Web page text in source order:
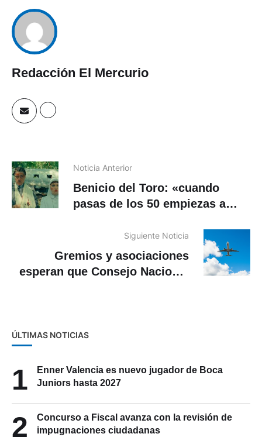
Redacción El Mercurio
Noticia Anterior
Benicio del Toro: «cuando
pasas de los 50 empiezas a
Siguiente Noticia
Gremios y asociaciones
esperan que Consejo Nacional
ÚLTIMAS NOTICIAS
1
Enner Valencia es nuevo jugador de Boca
Juniors hasta 2027
2
Concurso a Fiscal avanza con la revisión de
impugnaciones ciudadanas